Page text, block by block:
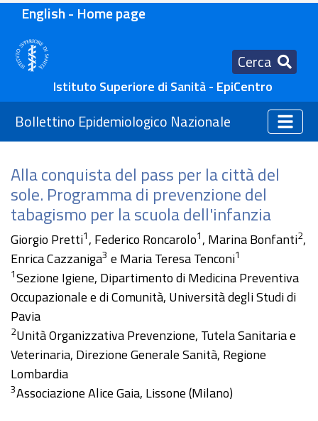
English - Home page
Cerca
Istituto Superiore di Sanità - EpiCentro
Bollettino Epidemiologico Nazionale
Alla conquista del pass per la città del
sole. Programma di prevenzione del
tabagismo per la scuola dell'infanzia
Giorgio Pretti1 , Federico Roncarolo1 , Marina Bonfanti2,
Enrica Cazzaniga3 e Maria Teresa Tenconi1
1Sezione Igiene, Dipartimento di Medicina Preventiva
Occupazionale e di Comunità, Università degli Studi di
Pavia
2Unità Organizzativa Prevenzione, Tutela Sanitaria e
Veterinaria, Direzione Generale Sanità, Regione
Lombardia
3Associazione Alice Gaia, Lissone (Milano)